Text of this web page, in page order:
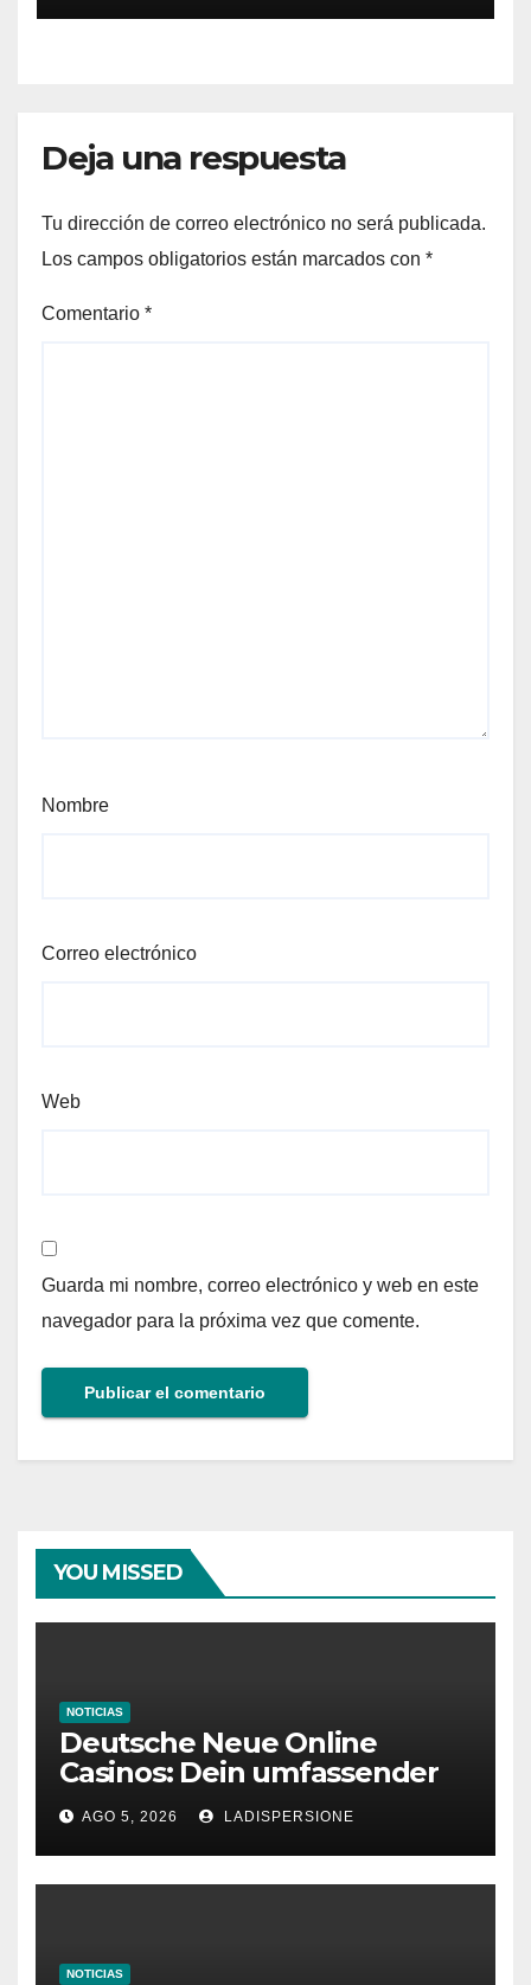
Blanch
Deja una respuesta
Tu dirección de correo electrónico no será publicada.
Los campos obligatorios están marcados con *
Comentario *
Nombre
Correo electrónico
Web
Guarda mi nombre, correo electrónico y web en este
navegador para la próxima vez que comente.
YOU MISSED
NOTICIAS
Deutsche Neue Online
Casinos: Dein umfassender
Ratgeber für moderne
Glücksspielplattformen
AGO 5, 2026 LADISPERSIONE
NOTICIAS